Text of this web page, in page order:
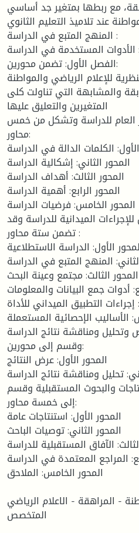
مع ربطها بمتغير جد أساسي
عند تلاميذ التعليم الثانوي.
المنهج المتبع في الدراسة :
الأدوات المستخدمة في الدراسة :
الفصل الأول: تضمن محورين:
للإعلام الرياضي والمواطنة
والمشابهة التي تناولت كلى
المتغيرين والتعليق عليها
العام للدراسة وتشكل من خمس
محاور:
الكلمات الدالة في الدراسة
المحور الثاني: إشكالية الدراسة
المحور الثالث: أهداف الدراسة
المحور الرابع: أهمية الدراسة
المحور الخامس: فرضيات الدراسة
الميدانية للدراسة وقد
تضمن ستة محاور :
الأول: الدراسة الاستطلاعية
المنهج المتبع في الدراسة
المحور الثالث: مجتمع وعينة البحث
أدوات جمع البيانات والمعلومات
التطبيق الميداني للأداة
الأساليب الإحصائية المستعملة
ومناقشة نتائج الدراسة
وقسم إلى محورين:
المحور الأول: عرض النتائج
تحليل ومناقشة نتائج الدراسة
والبحوث المستقبلية وقسم
إلى خمسة محاور:
المحور الأول: استنتاجات عامة
المحور الثاني: توصيات الباحث
الآفاق المستقبلية للدراسة
المراجع المعتمدة في الدراسة
المحور الخامس: الملاحق
- المراهقة - الاعلام الرياضي
المتخصص